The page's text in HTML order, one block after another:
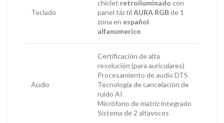
Teclado
chiclet retroiluminado con
panel táctil AURA RGBde 1
zona en español
alfanumerico
Audio
Certificación de alta
resolución (para auriculares)
Procesamiento de audio DTS
Tecnología de cancelación de
ruido AI
Micrófono de matriz integrado
Sistema de 2 altavoces